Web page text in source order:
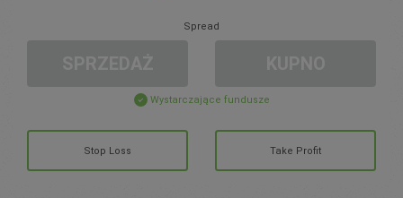
Spread
Wystarczające fundusze
Stop Loss Take Profit